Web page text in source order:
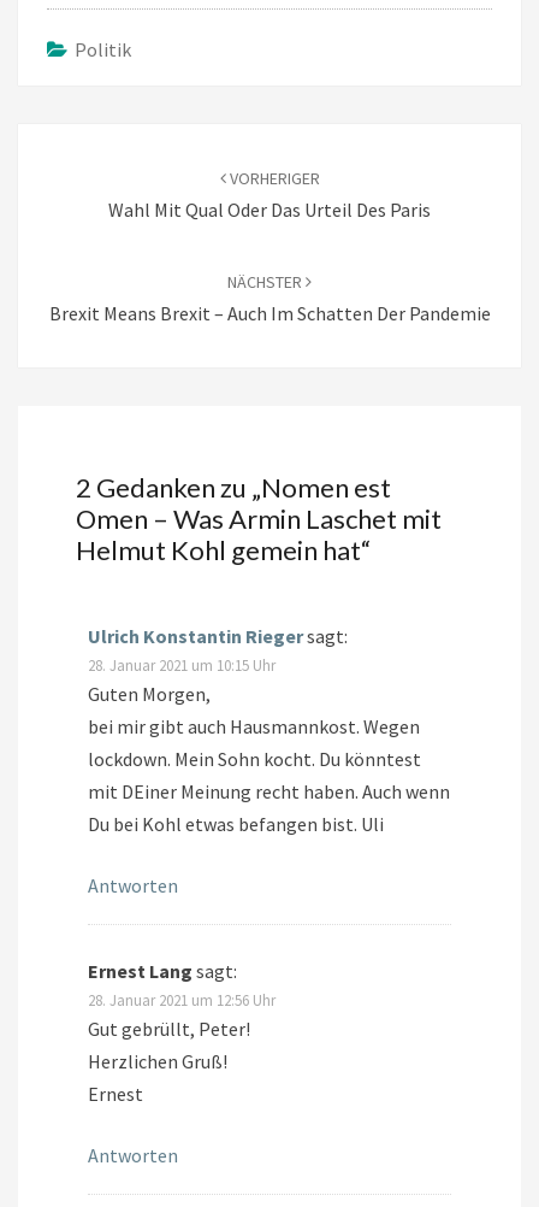
Politik
VORHERIGER
Wahl Mit Qual Oder Das Urteil Des Paris
NÄCHSTER
Brexit Means Brexit – Auch Im Schatten Der Pandemie
2 Gedanken zu „Nomen est
Omen – Was Armin Laschet mit
Helmut Kohl gemein hat“
Ulrich Konstantin Riegersagt:
28. Januar 2021 um 10:15 Uhr
Guten Morgen,
bei mir gibt auch Hausmannkost. Wegen
lockdown. Mein Sohn kocht. Du könntest
mit DEiner Meinung recht haben. Auch wenn
Du bei Kohl etwas befangen bist. Uli
Antworten
Ernest Lang sagt:
28. Januar 2021 um 12:56 Uhr
Gut gebrüllt, Peter!
Herzlichen Gruß!
Ernest
Antworten